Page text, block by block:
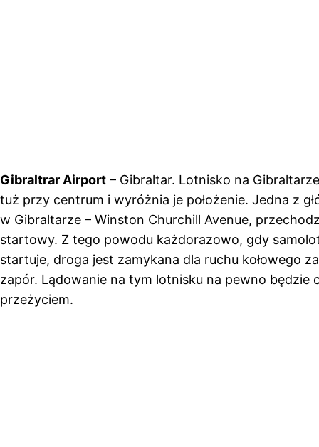
Gibraltrar Airport – Gibraltar. Lotnisko na
tuż przy centrum i wyróżnia je położenie. Jedna z
w Gibraltarze – Winston Churchill Avenue,
startowy. Z tego powodu każdorazowo, gdy
startuje, droga jest zamykana dla ruchu kołowego
zapór. Lądowanie na tym lotnisku na pewno będzie
przeżyciem.